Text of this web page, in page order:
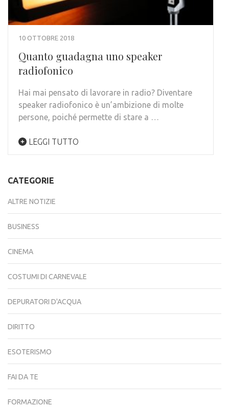
10 OTTOBRE 2018
Quanto guadagna uno speaker
radiofonico
Hai mai pensato di lavorare in radio? Diventare
speaker radiofonico è un’ambizione di molte
persone, poiché permette di stare a …
LEGGI TUTTO
CATEGORIE
ALTRE NOTIZIE
BUSINESS
CINEMA
COSTUMI DI CARNEVALE
DEPURATORI D'ACQUA
DIRITTO
ESOTERISMO
FAI DA TE
FORMAZIONE